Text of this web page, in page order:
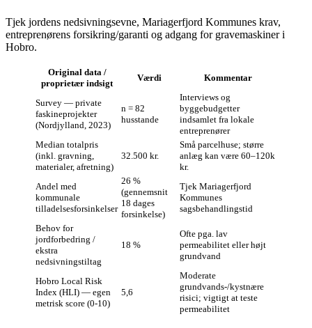
Tjek jordens nedsivningsevne, Mariagerfjord Kommunes krav,
entreprenørens forsikring/garanti og adgang for gravemaskiner i
Hobro.
Original data /
proprietær indsigt
Værdi Kommentar
Survey — private
faskineprojekter
(Nordjylland, 2023)
n = 82
husstande
Interviews og
byggebudgetter
indsamlet fra lokale
entreprenører
Median totalpris
(inkl. gravning,
materialer, afretning)
32.500 kr.
Små parcelhuse; større
anlæg kan være 60–120k
kr.
Andel med
kommunale
tilladelsesforsinkelser
26 %
(gennemsnit
18 dages
forsinkelse)
Tjek Mariagerfjord
Kommunes
sagsbehandlingstid
Behov for
jordforbedring /
ekstra
nedsivningstiltag
18 %
Ofte pga. lav
permeabilitet eller højt
grundvand
Hobro Local Risk
Index (HLI) — egen
metrisk score (0-10)
5,6
Moderate
grundvands-/kystnære
risici; vigtigt at teste
permeabilitet